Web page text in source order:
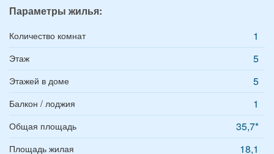
Параметры жилья:
Количество комнат 1
Этаж 5
Этажей в доме 5
Балкон / лоджия 1
Общая площадь 35,7*
Площадь жилая 18,1